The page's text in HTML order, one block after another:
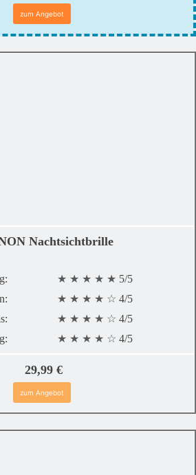
zum Angebot
Nachtsichtbrille
★ ★ ★ ★ ★ 5/5
★ ★ ★ ★ ☆ 4/5
★ ★ ★ ★ ☆ 4/5
★ ★ ★ ★ ☆ 4/5
29,99 €
zum Angebot